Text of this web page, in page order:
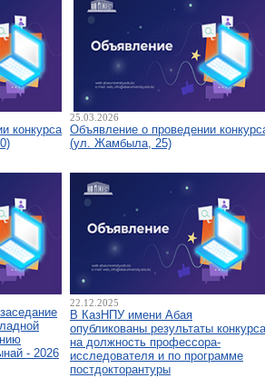
конкурса
25.03.2026
Объявление о проведении
(ул. Жамбыла, 25)
- 2026
22.12.2025
В КазНПУ имени Абая
опубликованы результаты конкурса
на должность профессора-
исследователя и по программе
постдокторантуры